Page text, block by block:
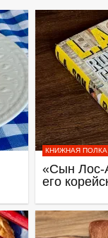
КНИЖНАЯ ПОЛКА
«Сын Лос-
его